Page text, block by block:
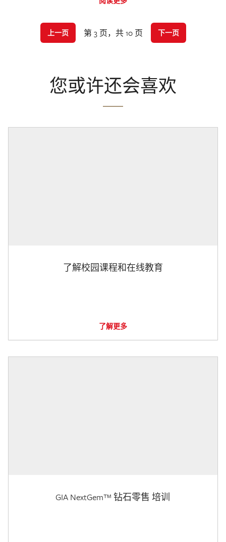
上一页 第 3 页，共 10 页 下一页
您或许还会喜欢
了解校园课程和在线教育
了解更多
GIA NextGem™ 钻石零售 培训